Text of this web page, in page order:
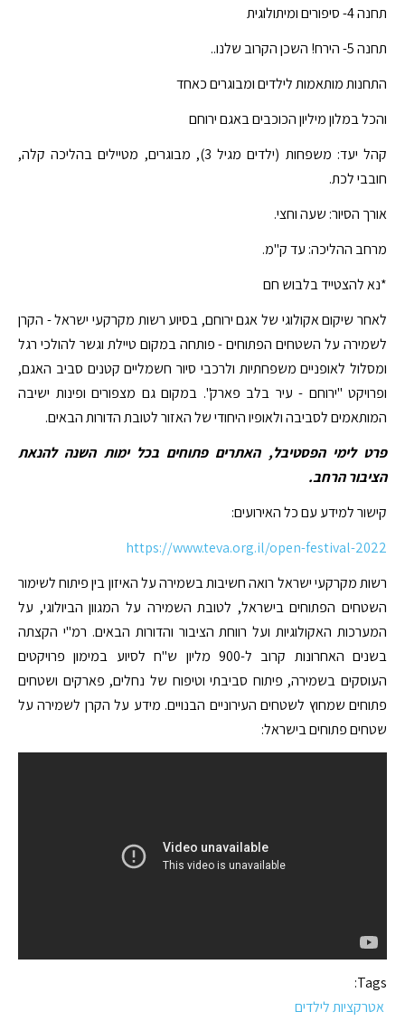
תחנה 4- סיפורים ומיתולוגית
תחנה 5- הירח! השכן הקרוב שלנו..
התחנות מותאמות לילדים ומבוגרים כאחד
והכל במלון מיליון הכוכבים באגם ירוחם
קהל יעד: משפחות (ילדים מגיל 3), מבוגרים, מטיילים בהליכה קלה,
חובבי לכת.
אורך הסיור: שעה וחצי.
מרחב ההליכה: עד ק"מ.
*נא להצטייד בלבוש חם
לאחר שיקום אקולוגי של אגם ירוחם, בסיוע רשות מקרקעי ישראל - הקרן
לשמירה על השטחים הפתוחים - פותחה במקום טיילת וגשר להולכי רגל
ומסלול לאופניים משפחתיות ולרכבי סיור חשמליים קטנים סביב האגם,
ופרויקט "ירוחם - עיר בלב פארק". במקום גם מצפורים ופינות ישיבה
המותאמים לסביבה ולאופיו היחודי של האזור לטובת הדורות הבאים.
פרט לימי הפסטיבל, האתרים פתוחים בכל ימות השנה להנאת
הציבור הרחב.
קישור למידע עם כל האירועים:
https://www.teva.org.il/open-festival-2022
רשות מקרקעי ישראל רואה חשיבות בשמירה על האיזון בין פיתוח לשימור
השטחים הפתוחים בישראל, לטובת השמירה על המגוון הביולוגי, על
המערכות האקולוגיות ועל רווחת הציבור והדורות הבאים. רמ"י הקצתה
בשנים האחרונות קרוב ל-900 מליון ש"ח לסיוע במימון פרויקטים
העוסקים בשמירה, פיתוח סביבתי וטיפוח של נחלים, פארקים ושטחים
פתוחים שמחוץ לשטחים העירוניים הבנויים. מידע על הקרן לשמירה על
שטחים פתוחים בישראל:
Tags:
אטרקציות לילדים